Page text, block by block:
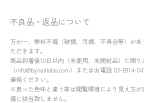
不良品・返品について
万が一、弊社不備（破損、汚損、不具合等）が
ただきます。
商品到着後10日以内（未使用、未開封品）に限
（info@bynaillabo.com）またはお電話 03-5914-
連絡ください。
※思った色味と違う等は閲覧環境により見え方
備に該当致しません。